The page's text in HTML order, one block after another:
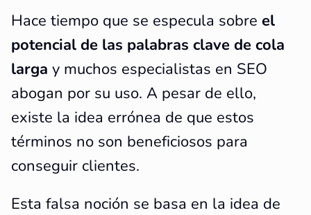
Hace tiempo que se especula sobre el
potencial de las palabras clave de cola
larga y muchos especialistas en SEO
abogan por su uso. A pesar de ello,
existe la idea errónea de que estos
términos no son beneficiosos para
conseguir clientes.
Esta falsa noción se basa en la idea de